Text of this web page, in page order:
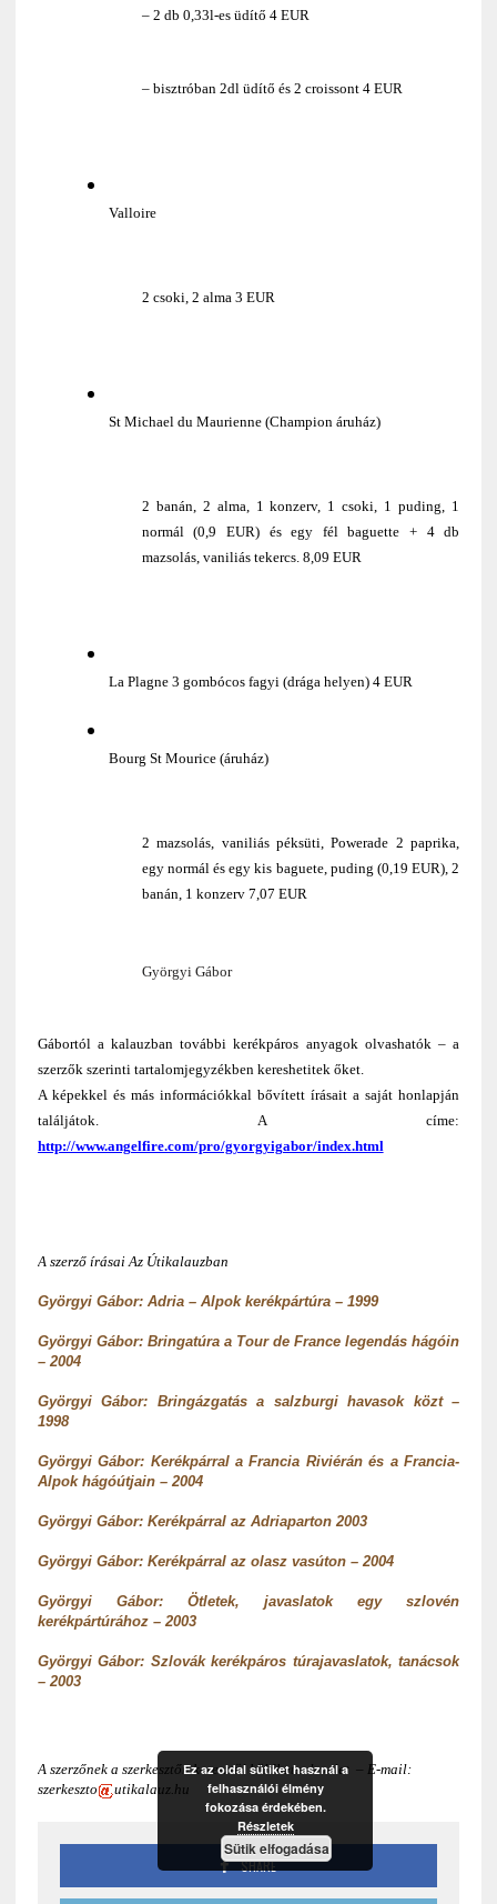
– 2 db 0,33l-es üdítő 4 EUR
– bisztróban 2dl üdítő és 2 croissont 4 EUR
Valloire
2 csoki, 2 alma 3 EUR
St Michael du Maurienne (Champion áruház)
2 banán, 2 alma, 1 konzerv, 1 csoki, 1 puding, 1
normál (0,9 EUR) és egy fél baguette + 4 db
mazsolás, vaniliás tekercs. 8,09 EUR
La Plagne 3 gombócos fagyi (drága helyen) 4 EUR
Bourg St Mourice (áruház)
2 mazsolás, vaniliás péksüti, Powerade 2 paprika,
egy normál és egy kis baguete, puding (0,19 EUR), 2
banán, 1 konzerv 7,07 EUR
Györgyi Gábor
Gábortól a kalauzban további kerékpáros anyagok olvashatók – a
szerzők szerinti tartalomjegyzékben kereshetitek őket.
A képekkel és más információkkal bővített írásait a saját honlapján
találjátok. A címe:
http://www.angelfire.com/pro/gyorgyigabor/index.html
A szerző írásai Az Útikalauzban
Györgyi Gábor: Adria – Alpok kerékpártúra – 1999
Györgyi Gábor: Bringatúra a Tour de France legendás hágóin
– 2004
Györgyi Gábor: Bringázgatás a salzburgi havasok közt –
1998
Györgyi Gábor: Kerékpárral a Francia Riviérán és a Francia-
Alpok hágóútjain – 2004
Györgyi Gábor: Kerékpárral az Adriaparton 2003
Györgyi Gábor: Kerékpárral az olasz vasúton – 2004
Györgyi Gábor: Ötletek, javaslatok egy szlovén
kerékpártúrához – 2003
Györgyi Gábor: Szlovák kerékpáros túrajavaslatok, tanácsok
– 2003
A szerzőnek a szerkesztőn keresztül küldhetsz levelet – E-mail:
szerkeszto
utikalauz.hu
SHARE
Ez az oldal sütiket használ a
felhasználói élmény
fokozása érdekében.
Részletek
Sütik elfogadása